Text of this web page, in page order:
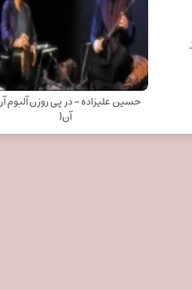
حسین علیزاده - در پی روزن آلبوم
آن(